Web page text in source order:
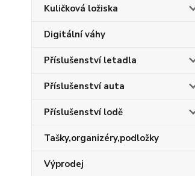
Kuličková ložiska
Digitální váhy
Příslušenství letadla
Příslušenství auta
Příslušenství lodě
Tašky,organizéry,podložky
Výprodej